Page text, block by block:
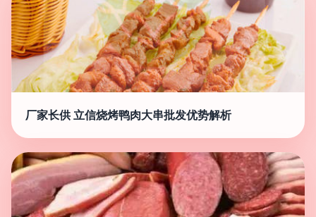
厂家长供 立信烧烤鸭肉大串批发优势解析